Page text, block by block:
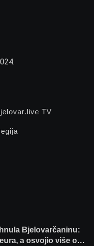
TV
Bjelovarčaninu:
a osvojio više od